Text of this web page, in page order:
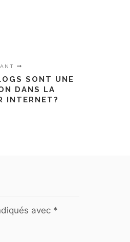
SONT UNE
DANS LA
INTERNET?
avec *